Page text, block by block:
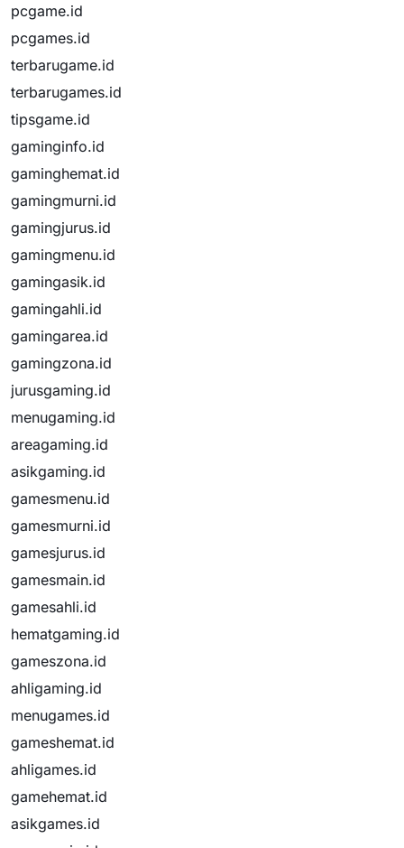
pcgame.id
pcgames.id
terbarugame.id
terbarugames.id
tipsgame.id
gaminginfo.id
gaminghemat.id
gamingmurni.id
gamingjurus.id
gamingmenu.id
gamingasik.id
gamingahli.id
gamingarea.id
gamingzona.id
jurusgaming.id
menugaming.id
areagaming.id
asikgaming.id
gamesmenu.id
gamesmurni.id
gamesjurus.id
gamesmain.id
gamesahli.id
hematgaming.id
gameszona.id
ahligaming.id
menugames.id
gameshemat.id
ahligames.id
gamehemat.id
asikgames.id